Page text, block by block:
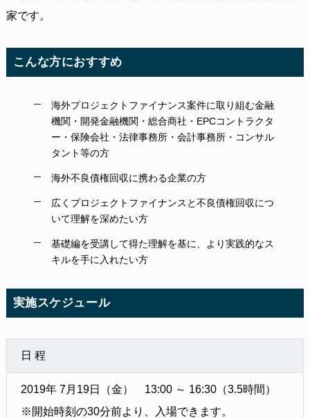
家です。
こんな方におすすめ
海外プロジェクトファイナンス案件に取り組む金融
機関・開発金融機関・総合商社・EPCコントラクタ
ー・保険会社・法律事務所・会計事務所・コンサル
タント等の方
海外不良債権回収に携わる企業の方
広くプロジェクトファイナンスと不良債権回収につ
いて理解を深めたい方
基礎編を受講して得た理解を基に、より実践的なス
キルを手に入れたい方
実施スケジュール
日 程
2019年 7月19日（金） 13:00 ～ 16:30（3.5時間）
※開始時刻の30分前より、入場できます。